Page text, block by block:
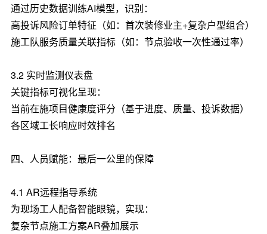
通过历史数据训练AI模型，识别：
高投诉风险订单特征（如：首次装修业主+复杂户型组合）
施工队服务质量关联指标（如：节点验收一次性通过率）
3.2 实时监测仪表盘
关键指标可视化呈现：
当前在施项目健康度评分（基于进度、质量、投诉数据）
各区域工长响应时效排名
四、人员赋能：最后一公里的保障
4.1 AR远程指导系统
为现场工人配备智能眼镜，实现：
复杂节点施工方案AR叠加展示